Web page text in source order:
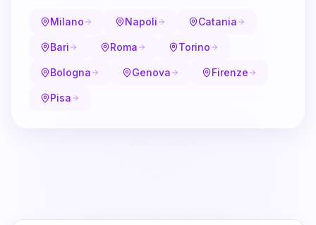
Milano Napoli Catania
Bari Roma Torino
Bologna Genova Firenze
Pisa